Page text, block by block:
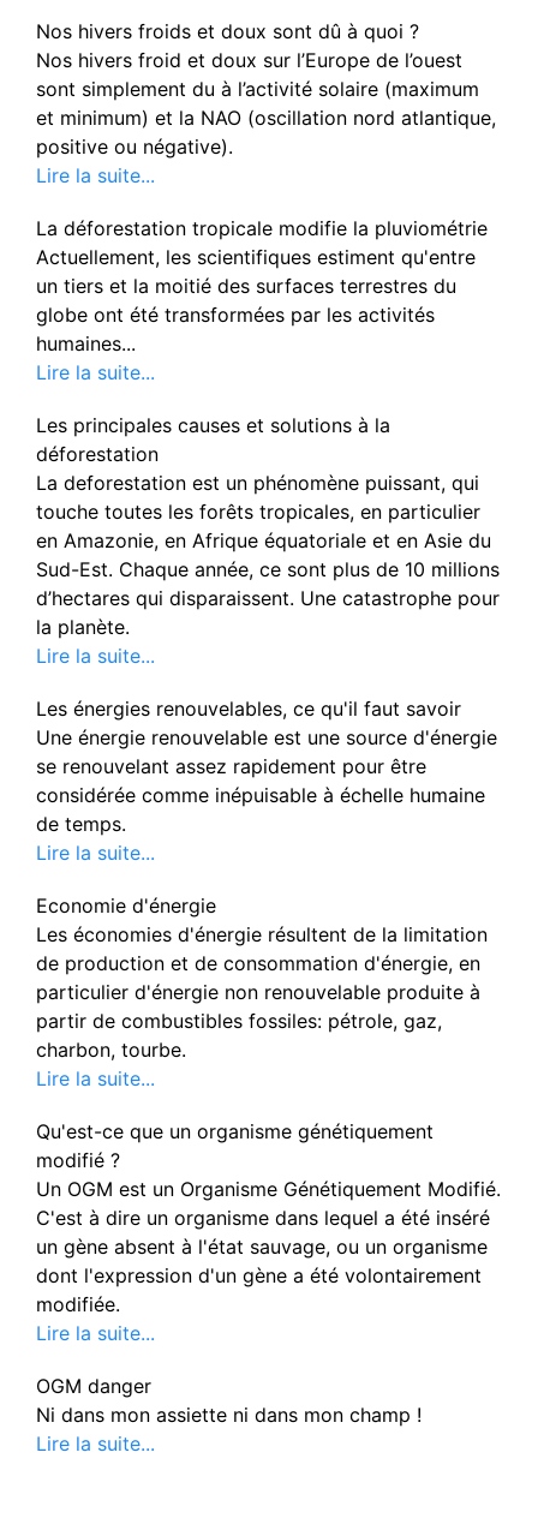
Nos hivers froids et doux sont dû à quoi ?
Nos hivers froid et doux sur l’Europe de l’ouest
sont simplement du à l’activité solaire (maximum
et minimum) et la NAO (oscillation nord atlantique,
positive ou négative).
Lire la suite...
La déforestation tropicale modifie la pluviométrie
Actuellement, les scientifiques estiment qu'entre
un tiers et la moitié des surfaces terrestres du
globe ont été transformées par les activités
humaines...
Lire la suite...
Les principales causes et solutions à la
déforestation
La deforestation est un phénomène puissant, qui
touche toutes les forêts tropicales, en particulier
en Amazonie, en Afrique équatoriale et en Asie du
Sud-Est. Chaque année, ce sont plus de 10 millions
d’hectares qui disparaissent. Une catastrophe pour
la planète.
Lire la suite...
Les énergies renouvelables, ce qu'il faut savoir
Une énergie renouvelable est une source d'énergie
se renouvelant assez rapidement pour être
considérée comme inépuisable à échelle humaine
de temps.
Lire la suite...
Economie d'énergie
Les économies d'énergie résultent de la limitation
de production et de consommation d'énergie, en
particulier d'énergie non renouvelable produite à
partir de combustibles fossiles: pétrole, gaz,
charbon, tourbe.
Lire la suite...
Qu'est-ce que un organisme génétiquement
modifié ?
Un OGM est un Organisme Génétiquement Modifié.
C'est à dire un organisme dans lequel a été inséré
un gène absent à l'état sauvage, ou un organisme
dont l'expression d'un gène a été volontairement
modifiée.
Lire la suite...
OGM danger
Ni dans mon assiette ni dans mon champ !
Lire la suite...